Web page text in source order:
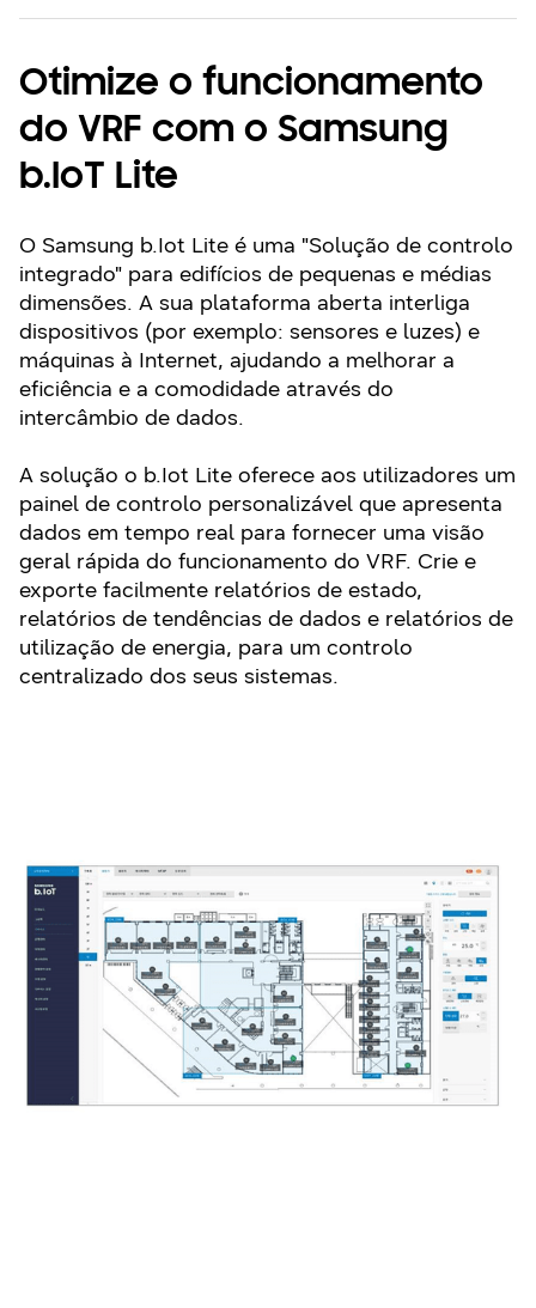
Otimize o funcionamento
do VRF com o Samsung
b.IoT Lite
O Samsung b.Iot Lite é uma "Solução de controlo
integrado" para edifícios de pequenas e médias
dimensões. A sua plataforma aberta interliga
dispositivos (por exemplo: sensores e luzes) e
máquinas à Internet, ajudando a melhorar a
eficiência e a comodidade através do
intercâmbio de dados.
A solução o b.Iot Lite oferece aos utilizadores um
painel de controlo personalizável que apresenta
dados em tempo real para fornecer uma visão
geral rápida do funcionamento do VRF. Crie e
exporte facilmente relatórios de estado,
relatórios de tendências de dados e relatórios de
utilização de energia, para um controlo